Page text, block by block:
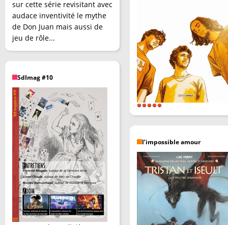
sur cette série revisitant avec
audace inventivité le mythe
de Don Juan mais aussi de
jeu de rôle...
SdImag #10
l’impossible amour